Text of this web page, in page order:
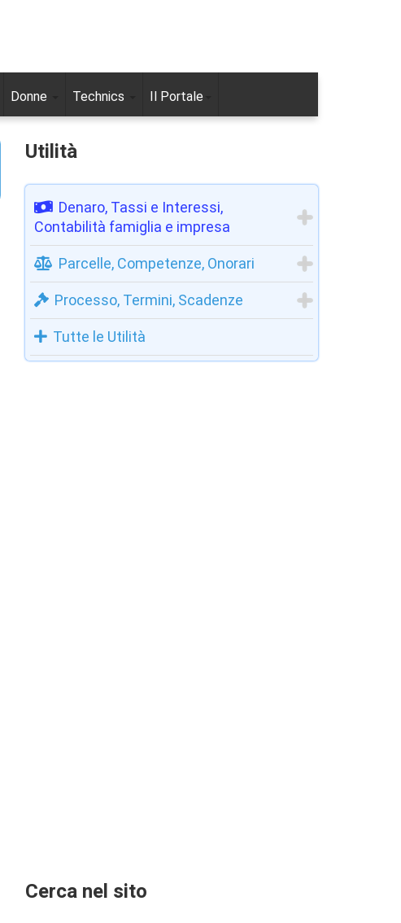
Donne Technics Il Portale
Utilità
Denaro, Tassi e Interessi,
Contabilità famiglia e impresa
Parcelle, Competenze, Onorari
Processo, Termini, Scadenze
Tutte le Utilità
Cerca nel sito